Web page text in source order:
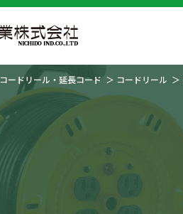
コードリール・延長コード コードリール